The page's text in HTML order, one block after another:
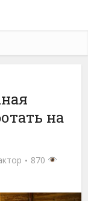
на
870